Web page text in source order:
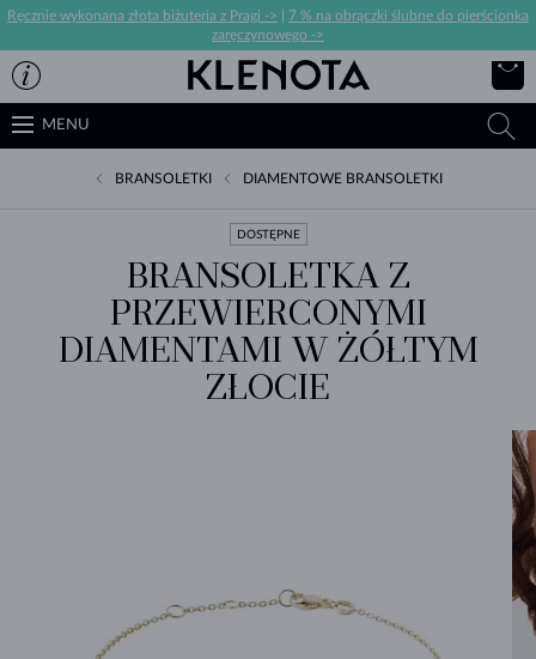
Ręcznie wykonana złota biżuteria z Pragi ->
7 % na obrączki ślubne do pierścionka
zaręczynowego ->
MENU
BRANSOLETKI DIAMENTOWE BRANSOLETKI
DOSTĘPNE
BRANSOLETKA Z
PRZEWIERCONYMI
DIAMENTAMI W ŻÓŁTYM
ZŁOCIE